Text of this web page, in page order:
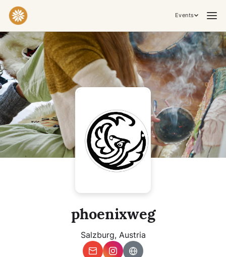
Events
Practices & Inner Work
Yoga
Meditation
Breathwork
Embodiment
Tantra
Ceremony, Music & Movement
Kirtan
Sound Healing
Cacao Ceremony
phoenixweg
Salzburg, Austria